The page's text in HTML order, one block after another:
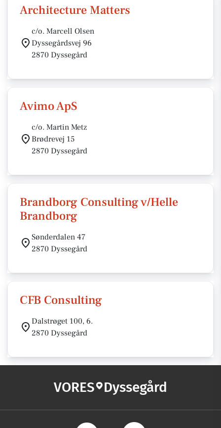
Architecture Matters
c/o. Marcell Olsen
Dyssegårdsvej 96
2870 Dyssegård
Avimo ApS
c/o. Martin Metz
Brødrevej 15
2870 Dyssegård
Brandborg Consulting v/Helle
Brandborg
Sønderdalen 47
2870 Dyssegård
CFB Consulting
Dalstrøget 100, 6.
2870 Dyssegård
VORES Dyssegård